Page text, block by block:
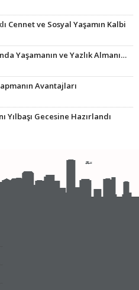
Cennet ve Sosyal Yaşamın Kalbi
Ege Sahil Kasabasında Yaşamanın ve Yazlık Almanın Avantajları
Avantajları
Yılbaşı Gecesine Hazırlandı